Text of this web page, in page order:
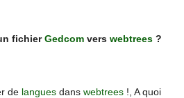
fichierGedcom verswebtrees ?
de langues danswebtrees !, A quoi